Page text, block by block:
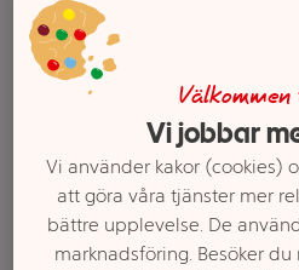
Ett exempel på onlinesortiment visas.
Kiwi
Vi jobbar
Vi använder kakor (cookies)
att göra våra tjänster mer
bättre upplevelse. De
marknadsföring. Besöker